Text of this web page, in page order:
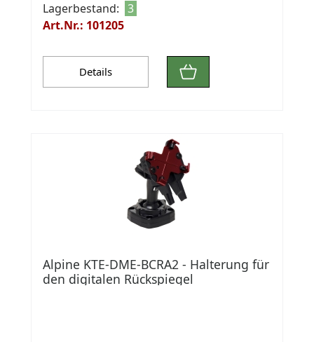
Lagerbestand: 3
Art.Nr.: 101205
Details
Alpine KTE-DME-BCRA2 - Halterung für
den digitalen Rückspiegel